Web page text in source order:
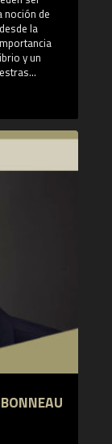
noción de
la
y un
es la más
una
cartera, qué
-
resistir
de
de
Value
con
de